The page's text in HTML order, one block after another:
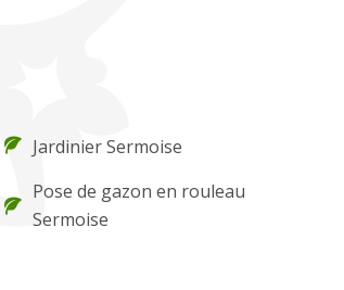
Jardinier Sermoise
Pose de gazon en rouleau
Sermoise